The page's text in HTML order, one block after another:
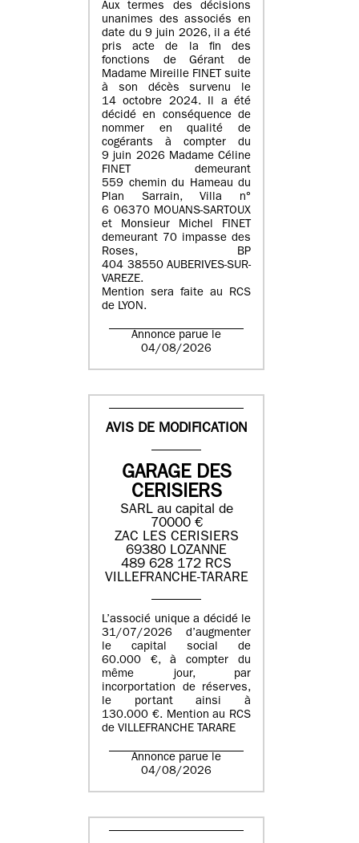
Aux termes des décisions
unanimes des associés en
date du 9 juin 2026, il a été
pris acte de la fin des
fonctions de Gérant de
Madame Mireille FINET suite
à son décès survenu le
14 octobre 2024. Il a été
décidé en conséquence de
nommer en qualité de
cogérants à compter du
9 juin 2026 Madame Céline
FINET demeurant
559 chemin du Hameau du
Plan Sarrain, Villa n°
6 06370 MOUANS-SARTOUX
et Monsieur Michel FINET
demeurant 70 impasse des
Roses, BP
404 38550 AUBERIVES-SUR-
VAREZE.
Mention sera faite au RCS
de LYON.
Annonce parue le
04/08/2026
AVIS DE MODIFICATION
GARAGE DES
CERISIERS
SARL au capital de
70000 €
ZAC LES CERISIERS
69380 LOZANNE
489 628 172 RCS
VILLEFRANCHE-TARARE
L’associé unique a décidé le
31/07/2026 d’augmenter
le capital social de
60.000 €, à compter du
même jour, par
incorportation de réserves,
le portant ainsi à
130.000 €. Mention au RCS
de VILLEFRANCHE TARARE
Annonce parue le
04/08/2026